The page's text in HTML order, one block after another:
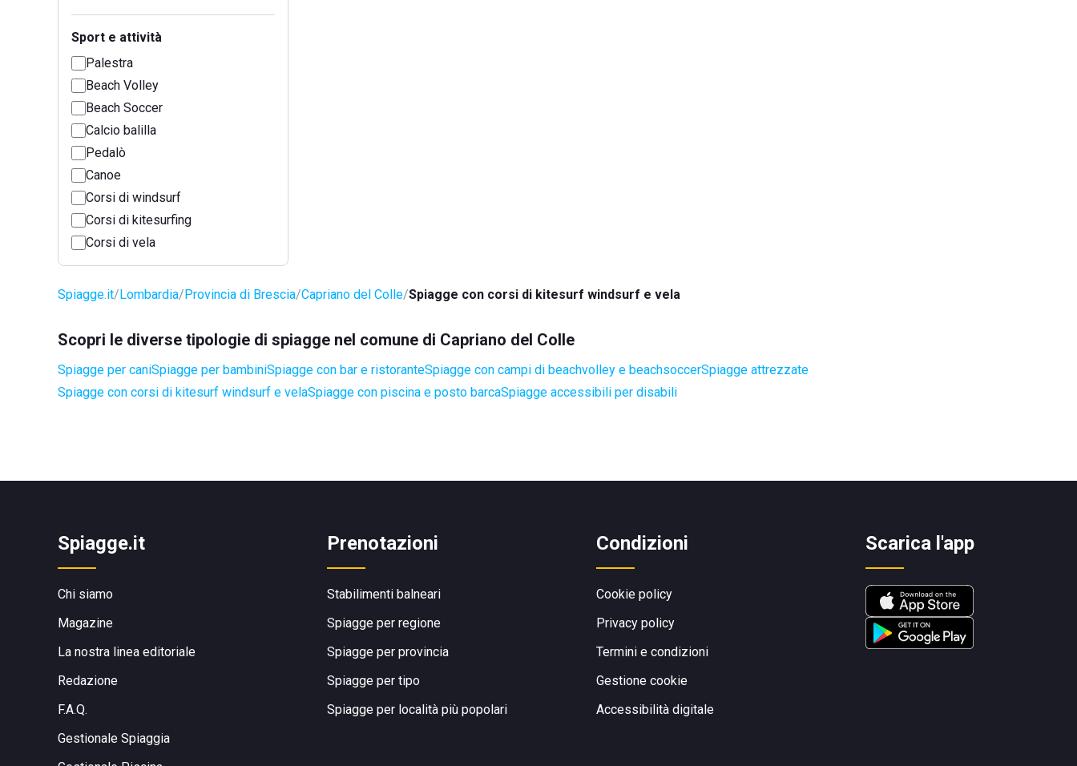
Sport e attività
Palestra
Beach Volley
Beach Soccer
Calcio balilla
Pedalò
Canoe
Corsi di windsurf
Corsi di kitesurfing
Corsi di vela
Spiagge.it Lombardia Provincia di Brescia Capriano del Colle Spiagge con corsi di kitesurf windsurf e vela
Scopri le diverse tipologie di spiagge nel comune di Capriano del Colle
Spiagge per caniSpiagge per bambiniSpiagge con bar e ristoranteSpiagge con campi di beachvolley e beachsoccerSpiagge attrezzate
Spiagge con corsi di kitesurf windsurf e velaSpiagge con piscina e posto barcaSpiagge accessibili per disabili
Spiagge.it
Chi siamo
Magazine
La nostra linea editoriale
Redazione
F.A.Q.
Gestionale Spiaggia
Prenotazioni
Stabilimenti balneari
Spiagge per regione
Spiagge per provincia
Spiagge per tipo
Spiagge per località più popolari
Condizioni
Cookie policy
Privacy policy
Termini e condizioni
Gestione cookie
Accessibilità digitale
Scarica l'app